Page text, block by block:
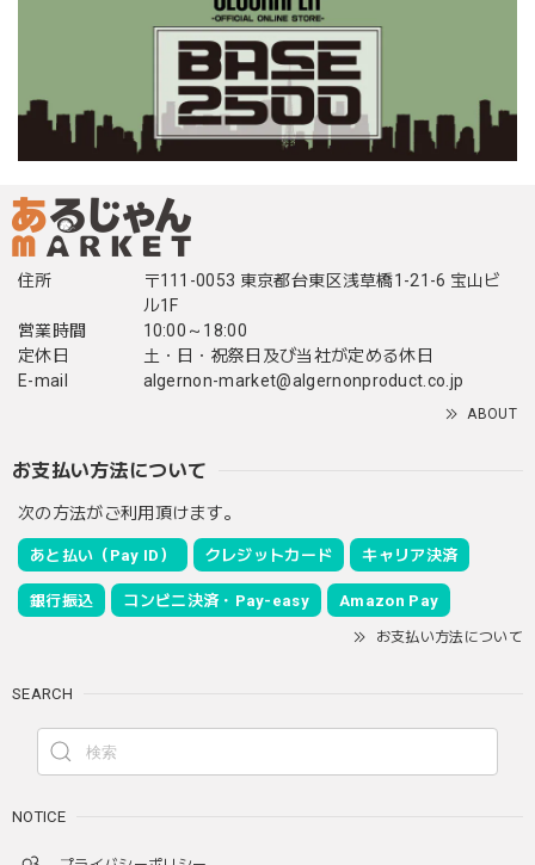
住所
〒111-0053 東京都台東区浅草橋1-21-6 宝山ビ
ル1F
営業時間
10:00～18:00
定休日
土・日・祝祭日及び当社が定める休日
E-mail
algernon-market@algernonproduct.co.jp
ABOUT
お支払い方法について
次の方法がご利用頂けます。
あと払い（Pay ID） クレジットカード キャリア決済
銀行振込 コンビニ決済・Pay-easy Amazon Pay
お支払い方法について
SEARCH
NOTICE